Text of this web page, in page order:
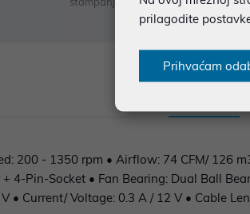
200 - 1350 rpm • Airflow: 74 CFM/ 126
+ 4-Pin-Socket • Fan Bearing: Dual Ball
• Current/ Voltage: 0.3 A / 12 V • Cable
prilagodite
Prihvaćam